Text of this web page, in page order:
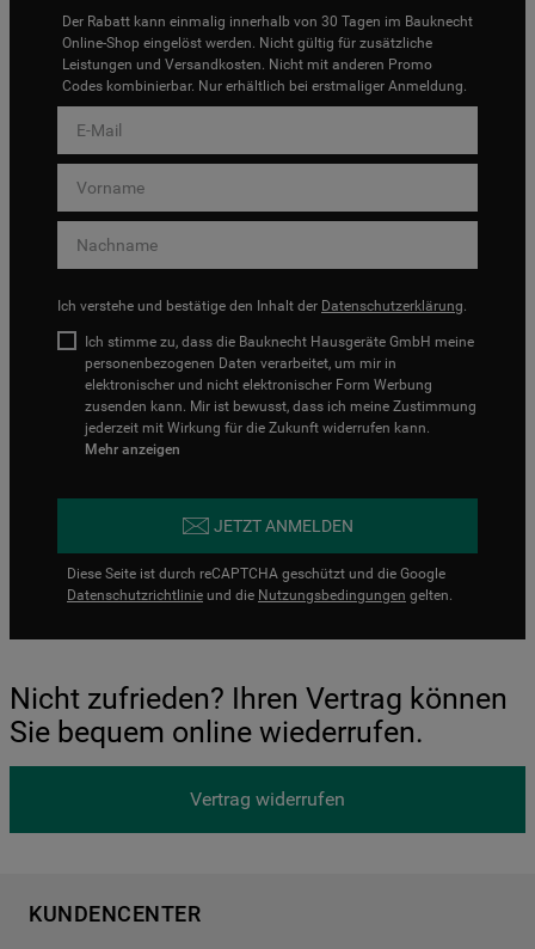
Der Rabatt kann einmalig innerhalb von 30 Tagen im Bauknecht
Online-Shop eingelöst werden. Nicht gültig für zusätzliche
Leistungen und Versandkosten. Nicht mit anderen Promo
Codes kombinierbar. Nur erhältlich bei erstmaliger Anmeldung.
Ich verstehe und bestätige den Inhalt der Datenschutzerklärung.
Ich stimme zu, dass die Bauknecht Hausgeräte GmbH meine
personenbezogenen Daten verarbeitet, um mir in
elektronischer und nicht elektronischer Form Werbung
zusenden kann. Mir ist bewusst, dass ich meine Zustimmung
jederzeit mit Wirkung für die Zukunft widerrufen kann.
Mehr anzeigen
JETZT ANMELDEN
Diese Seite ist durch reCAPTCHA geschützt und die Google
Datenschutzrichtlinie und die Nutzungsbedingungen gelten.
Nicht zufrieden? Ihren Vertrag können
Sie bequem online wiederrufen.
Vertrag widerrufen
KUNDENCENTER